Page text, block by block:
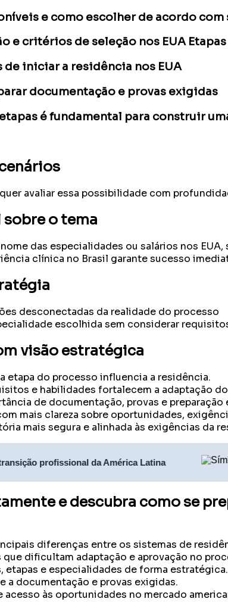
e como escolher de acordo com
e critérios de seleção nos EUA
de iniciar a residência nos EUA
documentação e provas exigidas
é fundamental para construir
avaliar essa possibilidade com
o tema
das especialidades ou salários nos
clínica no Brasil garante sucesso
desconectadas da realidade do processo
escolhida sem considerar
visão estratégica
etapa do processo influencia a residência.
e habilidades fortalecem a adaptação
de documentação, provas e preparação
mais clareza sobre oportunidades,
mais segura e alinhada às exigências da
da América Latina
e descubra como se
diferenças entre os sistemas de
que dificultam adaptação e aprovação no
etapas e especialidades de forma estratégica.
a documentação e provas exigidas.
acesso às oportunidades no mercado